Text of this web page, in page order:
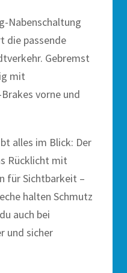
Nabenschaltung
die passende
Gebremst
mit
vorne und
alles im Blick: Der
Rücklicht mit
für Sichtbarkeit –
halten Schmutz
auch bei
und sicher